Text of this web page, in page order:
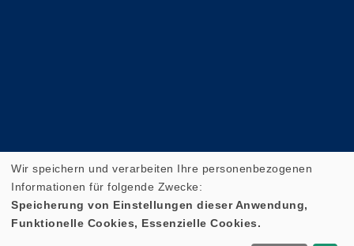
Cookie Einstellungen
Wir speichern und verarbeiten Ihre personenbezogenen
Informationen für folgende Zwecke:
Speicherung von Einstellungen dieser Anwendung,
Funktionelle Cookies, Essenzielle Cookies.